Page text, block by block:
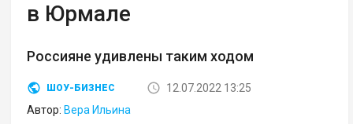
в Юрмале
Россияне удивлены таким ходом
ШОУ-БИЗНЕС
12.07.2022 13:25
Автор: Вера Ильина